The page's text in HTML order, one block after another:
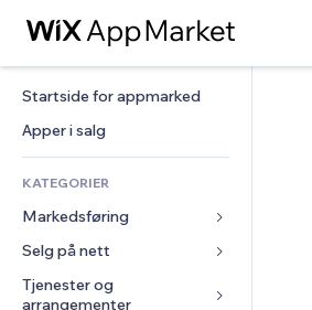
Startside for appmarked
Apper i salg
KATEGORIER
Markedsføring
Annonser
Mobil
Selg på nett
Apper for butikker
Tjenester og
arrangementer